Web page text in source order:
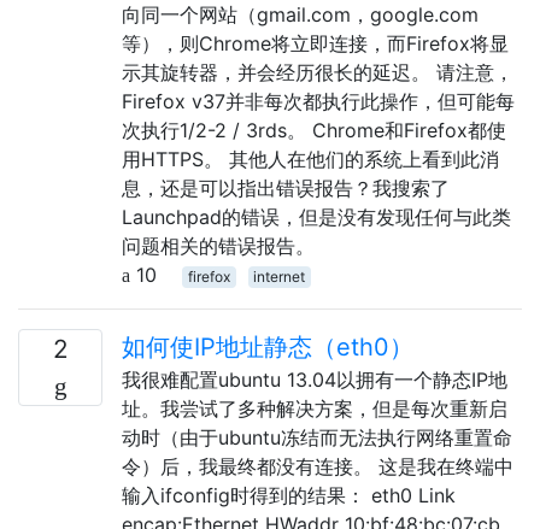
向同一个网站（gmail.com，google.com
等），则Chrome将立即连接，而Firefox将显
示其旋转器，并会经历很长的延迟。 请注意，
Firefox v37并非每次都执行此操作，但可能每
次执行1/2-2 / 3rds。 Chrome和Firefox都使
用HTTPS。 其他人在他们的系统上看到此消
息，还是可以指出错误报告？我搜索了
Launchpad的错误，但是没有发现任何与此类
问题相关的错误报告。
10
firefox internet
2 如何使IP地址静态（eth0）
我很难配置ubuntu 13.04以拥有一个静态IP地
址。我尝试了多种解决方案，但是每次重新启
动时（由于ubuntu冻结而无法执行网络重置命
令）后，我最终都没有连接。 这是我在终端中
输入ifconfig时得到的结果： eth0 Link
encap:Ethernet HWaddr 10:bf:48:bc:07:cb